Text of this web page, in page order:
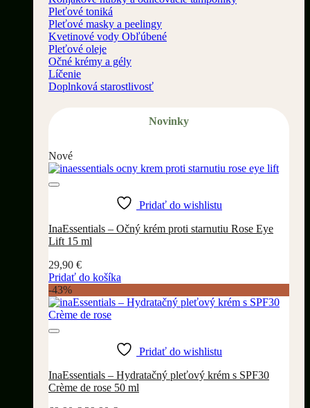
Pleťové toniká
Pleťové masky a peelingy
Kvetinové vody
Pleťové oleje
Očné krémy a gély
Líčenie
Doplnková starostlivosť
Novinky
Nové
Pridať do wishlistu
InaEssentials – Očný krém proti starnutiu Rose Eye
Lift 15 ml
29,90 €
Pridať do košíka
-43%
Pridať do wishlistu
InaEssentials – Hydratačný pleťový krém s SPF30
Crème de rose 50 ml